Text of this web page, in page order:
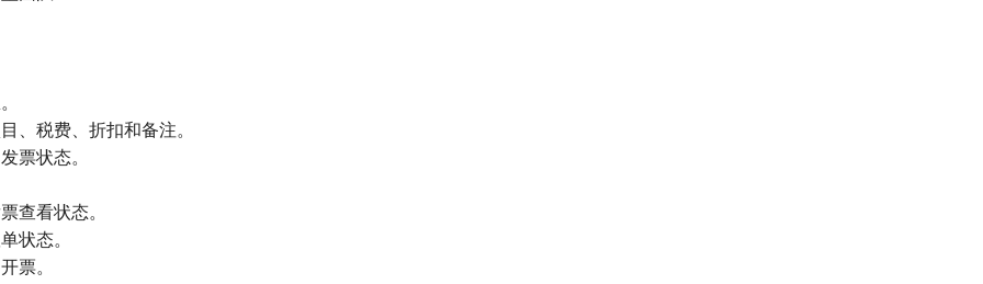
、税费、折扣和备注。
票状态。
查看状态。
状态。
票。